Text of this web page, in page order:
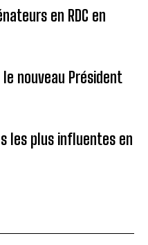
en RDC en
nouveau Président
les plus influentes en